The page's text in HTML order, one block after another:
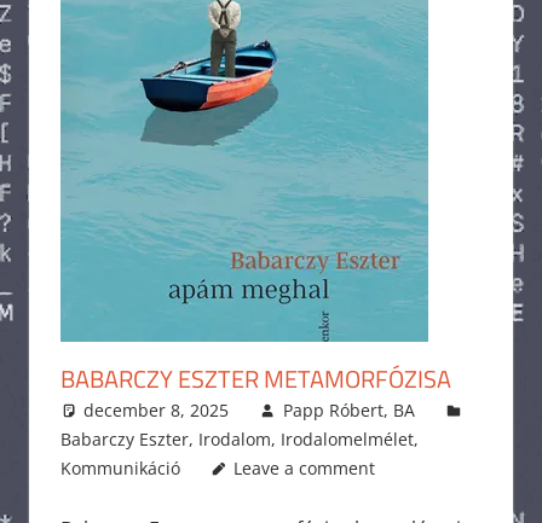
BABARCZY ESZTER METAMORFÓZISA
december 8, 2025
Papp Róbert, BA
Babarczy Eszter, Irodalom, Irodalomelmélet,
Kommunikáció
Leave a comment